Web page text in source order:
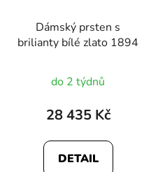
Dámský prsten s
brilianty bílé zlato 1894
do 2 týdnů
28 435 Kč
DETAIL